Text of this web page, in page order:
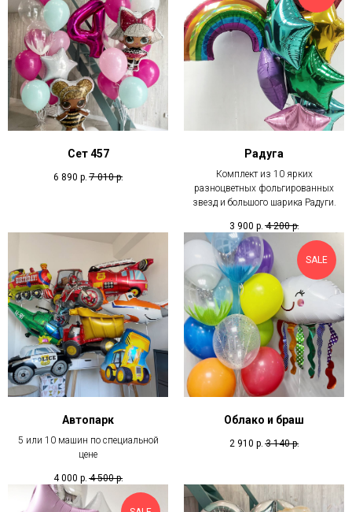
Сет 457
6 890 р. 7 010 р.
Радуга
Комплект из 10 ярких
разноцветных фольгированных
звезд и большого шарика Радуги.
3 900 р. 4 200 р.
Автопарк
5 или 10 машин по специальной
цене
4 000 р. 4 500 р.
SALE
Облако и браш
2 910 р. 3 140 р.